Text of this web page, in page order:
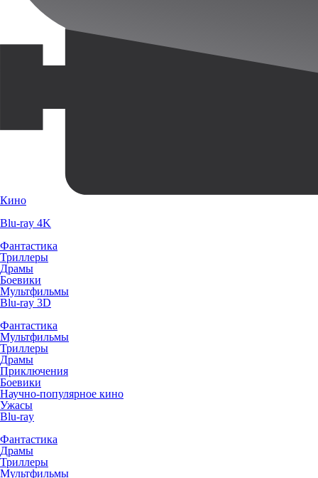
Кино
Blu-ray 4K
Фантастика
Триллеры
Драмы
Боевики
Мультфильмы
Blu-ray 3D
Фантастика
Мультфильмы
Триллеры
Драмы
Приключения
Боевики
Научно-популярное кино
Ужасы
Blu-ray
Фантастика
Драмы
Триллеры
Мультфильмы